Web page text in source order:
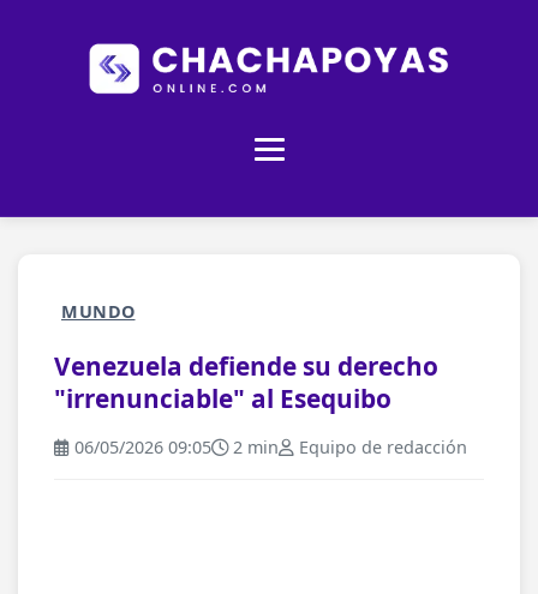
MUNDO
Venezuela defiende su derecho
"irrenunciable" al Esequibo
06/05/2026 09:05 2 min Equipo de redacción